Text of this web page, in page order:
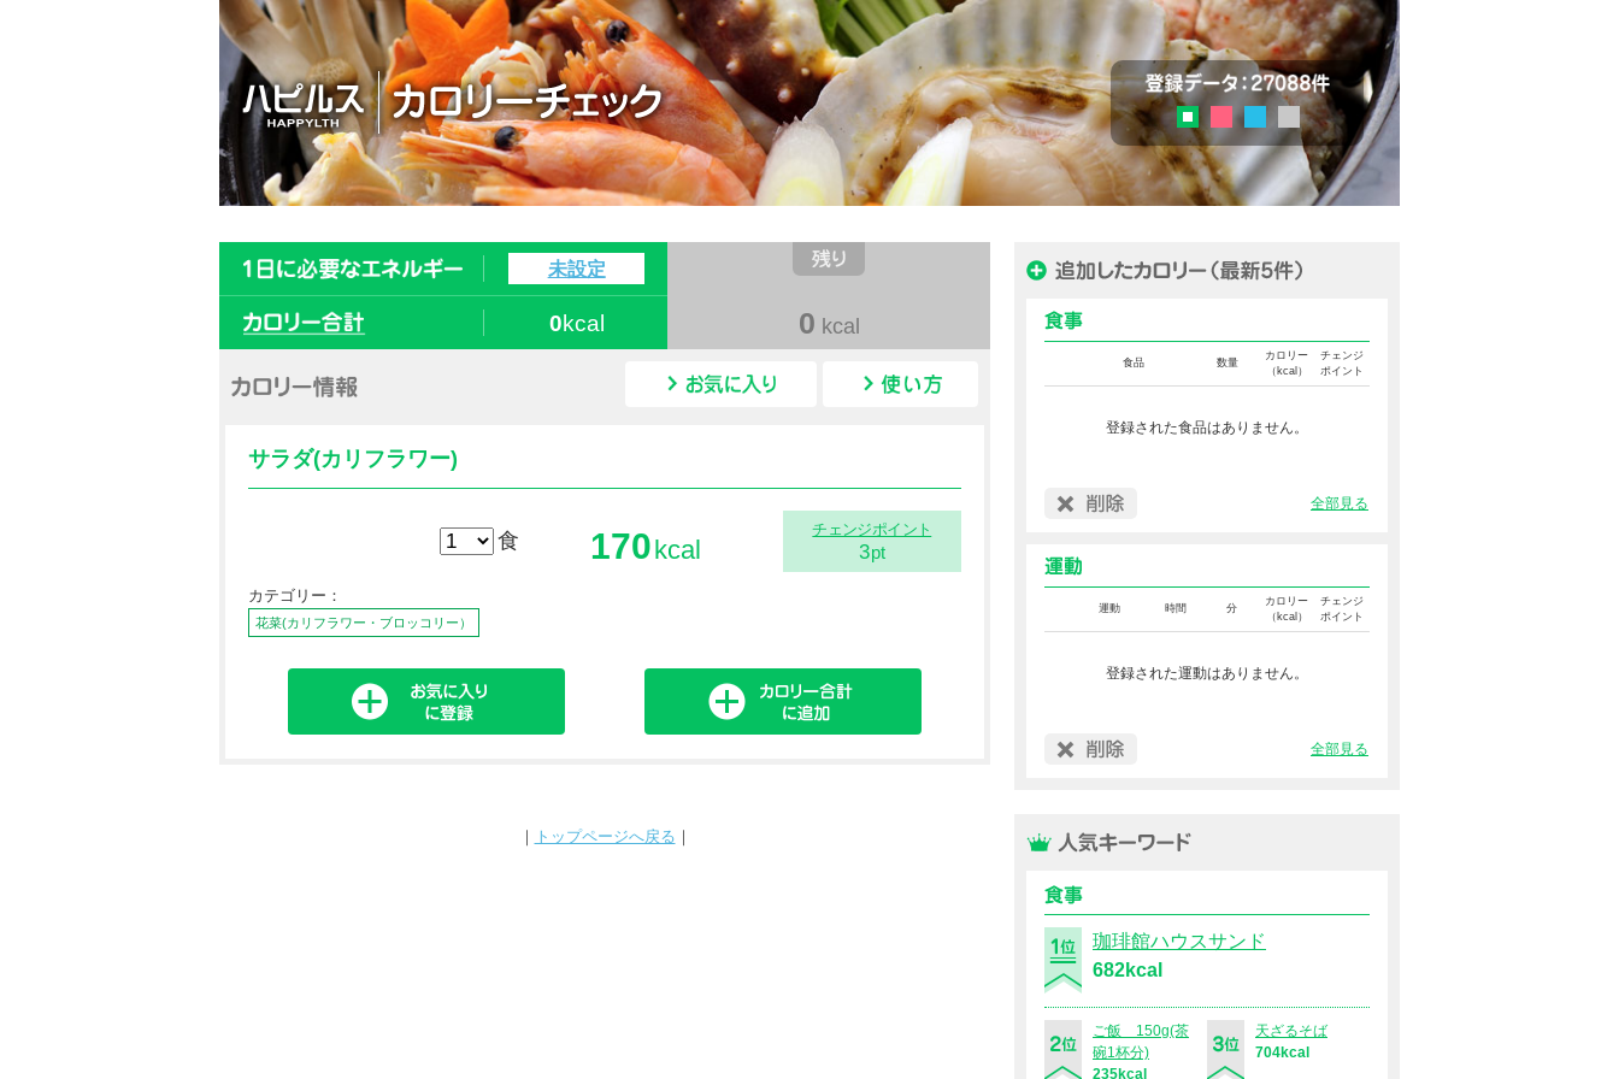
ハピルス カロリーチェック 登録データ：27036品目
ピンク ブルーグレー
食品 数量
カロリー
（kcal）
チェンジ
ポイント
登録された食品はありません。
全部見る
運動 時間 分
カロリー
（kcal）
チェンジ
ポイント
登録された運動はありません。
全部見る
珈琲館ハウスサンド
682kcal
ご飯 150g(茶
碗1杯分)
235kcal
天ざるそば
704kcal
未設定
0kcal 0 kcal
カロリー情報
サラダ(カリフラワー)
食 170kcal
チェンジポイント
3pt
カテゴリー：
花菜(カリフラワー・ブロッコリー）
｜ トップページへ戻る ｜